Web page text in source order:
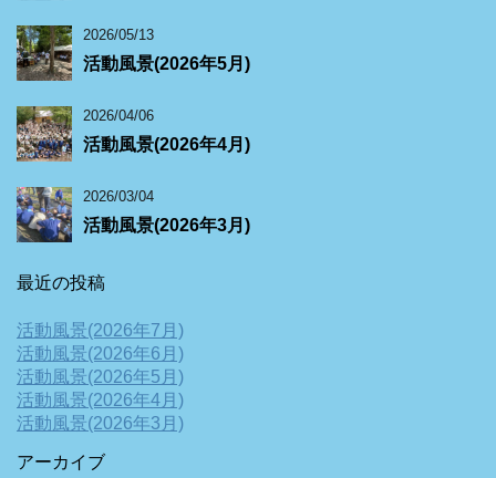
2026/05/13
活動風景(2026年5月)
2026/04/06
活動風景(2026年4月)
2026/03/04
活動風景(2026年3月)
最近の投稿
活動風景(2026年7月)
活動風景(2026年6月)
活動風景(2026年5月)
活動風景(2026年4月)
活動風景(2026年3月)
アーカイブ